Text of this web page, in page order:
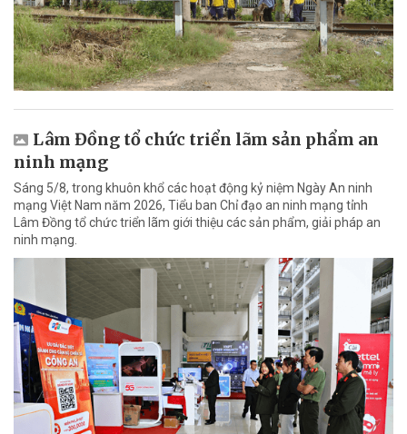
Lâm Đồng tổ chức triển lãm sản phẩm an
ninh mạng
Sáng 5/8, trong khuôn khổ các hoạt động kỷ niệm Ngày An ninh
mạng Việt Nam năm 2026, Tiểu ban Chỉ đạo an ninh mạng tỉnh
Lâm Đồng tổ chức triển lãm giới thiệu các sản phẩm, giải pháp an
ninh mạng.